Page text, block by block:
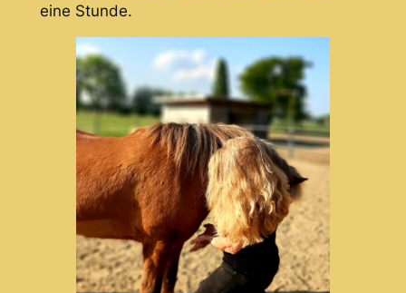
eine Stunde.